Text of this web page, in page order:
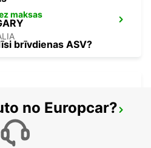
maksas
brīvdienas ASV?
no Europcar?